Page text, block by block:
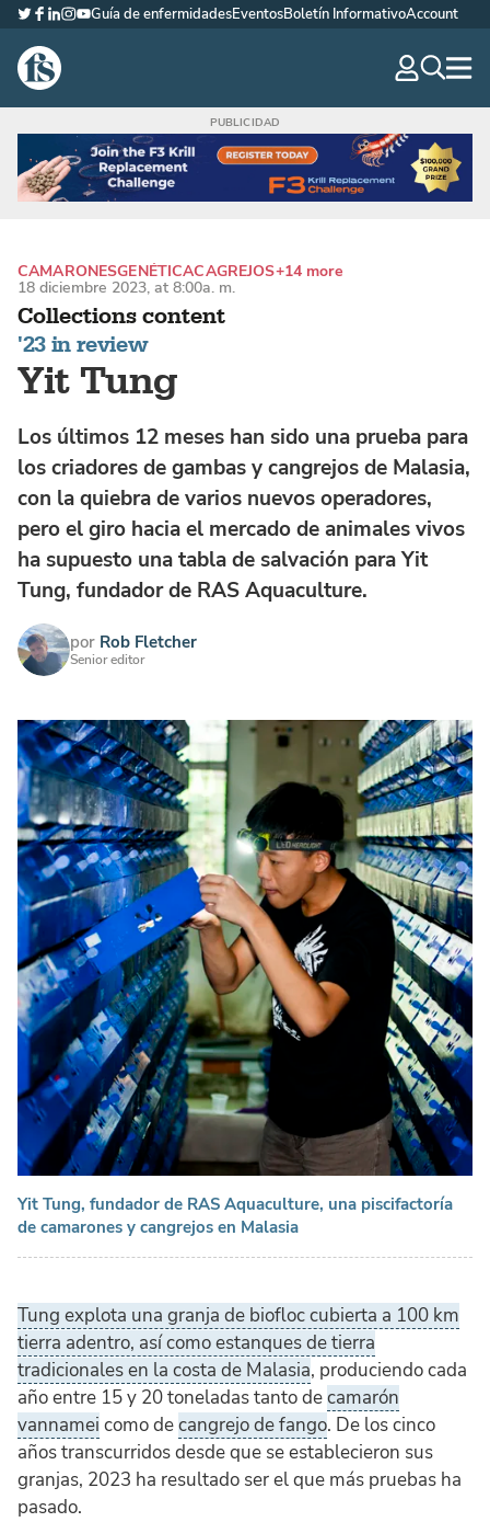
The Fish Site Española
Twitter
Facebook
LinkedIn
Instagram
YouTube
Guía de enfermidadesEventosBoletín InformativoAccount
Collections content
'23 in review
Yit Tung
CAMARONESGENÉTICACAGREJOS+14 more
18 diciembre 2023, at 8:00a. m.
Los últimos 12 meses han sido una prueba para
los criadores de gambas y cangrejos de Malasia,
con la quiebra de varios nuevos operadores,
pero el giro hacia el mercado de animales vivos
ha supuesto una tabla de salvación para Yit
Tung, fundador de RAS Aquaculture.
por Rob Fletcher
Senior editor
Yit Tung, fundador de RAS Aquaculture, una piscifactoría
de camarones y cangrejos en Malasia
Tung explota una granja de biofloc cubierta a 100 km
tierra adentro, así como estanques de tierra
tradicionales en la costa de Malasia, produciendo cada
año entre 15 y 20 toneladas tanto decamarón
vannamei como decangrejo de fango. De los cinco
años transcurridos desde que se establecieron sus
granjas, 2023 ha resultado ser el que más pruebas ha
pasado.